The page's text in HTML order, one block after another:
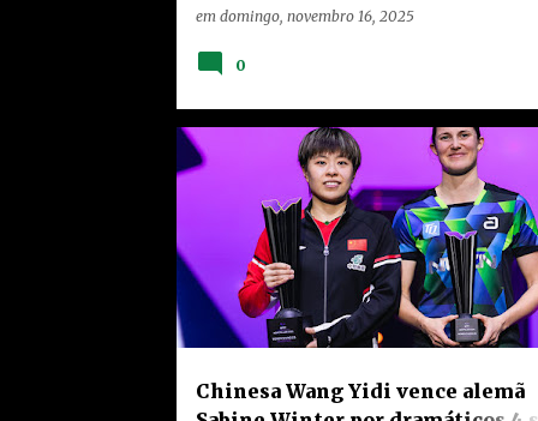
SS2
em domingo, novembro 16, 2025
0
Chinesa Wang Yidi vence alemã
CHINA HOME NOTÍCIAS RANKING